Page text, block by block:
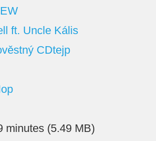
ft. Uncle Kális
CDtejp
minutes (5.49 MB)